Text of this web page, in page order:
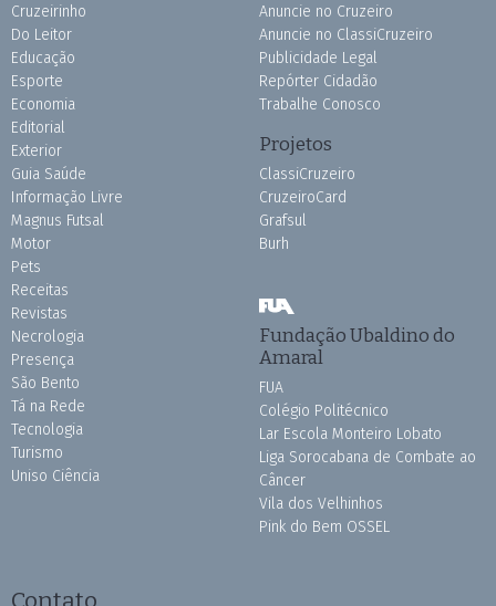
Cruzeirinho
Do Leitor
Educação
Esporte
Economia
Editorial
Exterior
Guia Saúde
Informação Livre
Magnus Futsal
Motor
Pets
Receitas
Revistas
Necrologia
Presença
São Bento
Tá na Rede
Tecnologia
Turismo
Uniso Ciência
Anuncie no Cruzeiro
Anuncie no ClassiCruzeiro
Publicidade Legal
Repórter Cidadão
Trabalhe Conosco
Projetos
ClassiCruzeiro
CruzeiroCard
Grafsul
Burh
Fundação Ubaldino do
Amaral
FUA
Colégio Politécnico
Lar Escola Monteiro Lobato
Liga Sorocabana de Combate ao
Câncer
Vila dos Velhinhos
Pink do Bem OSSEL
Contato